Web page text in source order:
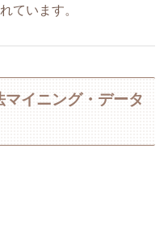
ています。
イニング・データ